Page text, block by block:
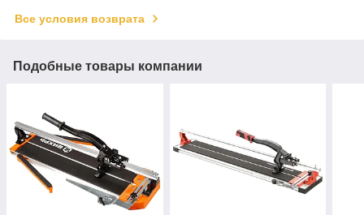
Все условия возврата
Подобные товары компании